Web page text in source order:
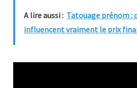
A lire aussi : Tatouage prénom :
influencent vraiment le prix